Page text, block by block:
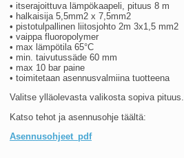
• itserajoittuva lämpökaapeli, pituus 8 m
• halkaisija 5,5mm2 x 7,5mm2
• pistotulpallinen liitosjohto 2m 3x1,5 mm2
• vaippa fluoropolymer
• max lämpötila 65°C
• min. taivutussäde 60 mm
• max 10 bar paine
• toimitetaan asennusvalmiina tuotteena
Valitse ylläolevasta valikosta sopiva pituus.
Katso tehot ja asennusohje täältä:
Asennusohjeet_pdf